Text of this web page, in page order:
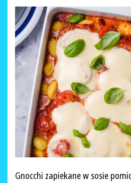
Gnocchi zapiekane w sosie